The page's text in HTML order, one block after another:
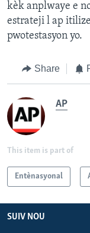
kèk anplwaye e
estrateji l ap
pwotestasyon yo.
Share
AP
This item is part of
Entènasyonal
SUIV NOU